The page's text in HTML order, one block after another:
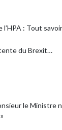
: Tout
du Brexit…
le Ministre